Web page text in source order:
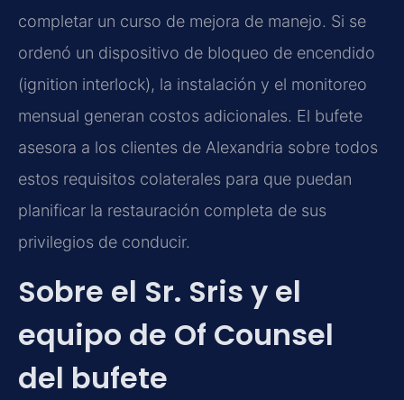
completar un curso de mejora de manejo. Si se
ordenó un dispositivo de bloqueo de encendido
(ignition interlock), la instalación y el monitoreo
mensual generan costos adicionales. El bufete
asesora a los clientes de Alexandria sobre todos
estos requisitos colaterales para que puedan
planificar la restauración completa de sus
privilegios de conducir.
Sobre el Sr. Sris y el
equipo de Of Counsel
del bufete